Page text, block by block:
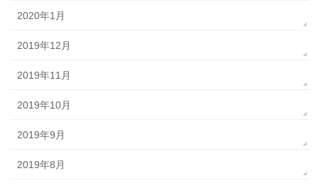
2020年1月
2019年12月
2019年11月
2019年10月
2019年9月
2019年8月